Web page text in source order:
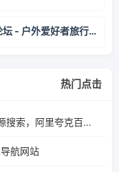
驴友论坛 - 户外爱好者旅行社区，旅游交流网站 - 8264户外
热门点击
爱搜-网盘资源搜索-一站式网盘资源搜索，阿里夸克百度迅雷UC全聚合
航网站